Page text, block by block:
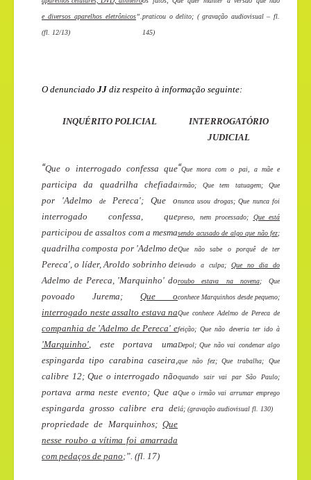
e diversos aparelhos eletrônicos”.
(fl. 12/13)
praticou o delito; ( gravação audiovisual – fl.
145)
O denunciado JJ diz respeito à informação seguinte:
INQUÉRITO POLICIAL
INTERROGATÓRIO
JUDICIAL
“Que o interrogado confessa que
participa da quadrilha chefiada
por 'Adelmo
de
Pereca'; Que o
interrogado confessa, que
participou de assaltos com a mesma
quadrilha composta por 'Adelmo de
Pereca', o líder, Aroldo sobrinho de
Adelmo de Pereca, 'Marquinho' do
povoado Jurema; Que o
interrogado neste assalto estava na
companhia de 'Adelmo de Pereca' e
'Marquinho', este portava uma
espingarda tipo carabina caseira,
calibre 12; Que o interrogado não
portava arma neste evento; Que a
espingarda grosso calibre era de
propriedade de Marquinhos; Que
nesse roubo a vítima foi amarrada
com pedaços de pano;”. (fl. 17)
“Que mora com o pai, a mãe e
irmão; Que tem tatuagem; Que
nunca usou drogas; Que nunca foi
preso, nem processado; Que está
sendo acusado de algo que não fez;
Que não sabe o porquê de ter
levado a culpa; Que no dia do
roubo estava na novena; Que
conhece Marquinhos desde pequeno;
Que conhece Adelmo de Pereca de
feição; Que não deveria ter ido à
Depol; Que não vai condenar algo
que não fez; Que trabalha; Que
quando sair vai par São Paulo;
Que o irmão vai arrumar emprego
lá; (gravação audiovisual fl. 130)